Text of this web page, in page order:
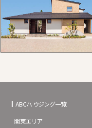
ABCハウジング一覧
関東エリア